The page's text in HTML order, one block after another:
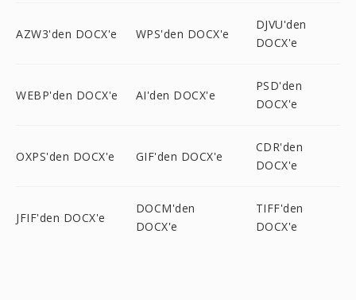
AZW3'den DOCX'e WPS'den DOCX'e
DJVU'den
DOCX'e
WEBP'den DOCX'e AI'den DOCX'e
PSD'den
DOCX'e
OXPS'den DOCX'e GIF'den DOCX'e
CDR'den
DOCX'e
JFIF'den DOCX'e
DOCM'den
DOCX'e
TIFF'den
DOCX'e